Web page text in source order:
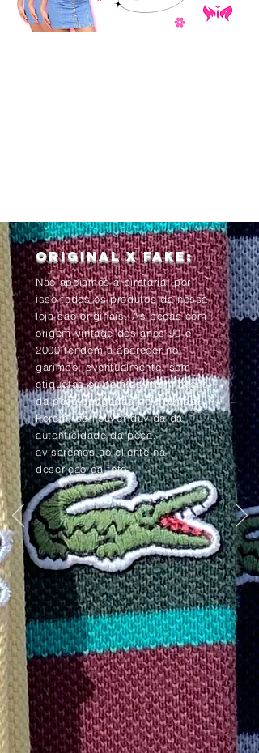
Original x Fake:
Não apoiamos a pirataria, por
isso todos os produtos da nossa
loja são originais. As peças com
origem vintage dos anos 90 e
2000 tendem à aparecer no
garimpo, eventualmente, sem
etiquetas ou com as informações
da peça apagadas pelo tempo.
Porém, se houver dúvida da
autenticidade da peça,
avisaremos ao cliente na
descrição da foto.